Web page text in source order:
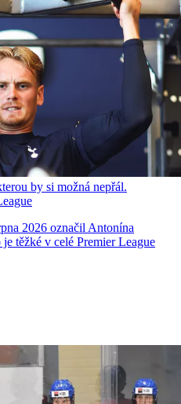
by si možná nepřál.
2026 označil Antonína
těžké v celé Premier League